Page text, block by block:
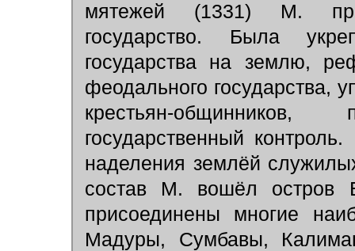
мятежей (1331) М.
государство. Была
государства на землю,
феодального государства,
крестьян-
государственный
наделения землёй
состав М. вошёл остров
присоединены многие
Мадуры, Сумбавы,